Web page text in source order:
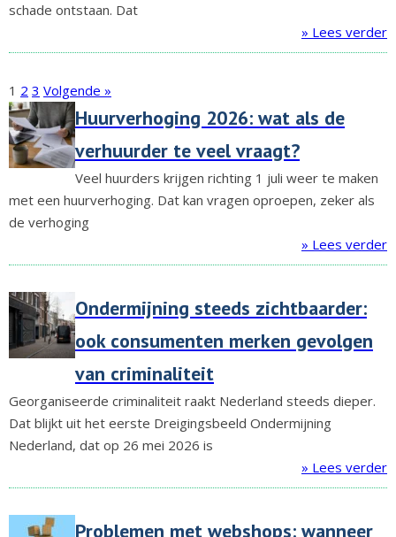
schade ontstaan. Dat
» Lees verder
1 2 3 Volgende »
Huurverhoging 2026: wat als de
verhuurder te veel vraagt?
Veel huurders krijgen richting 1 juli weer te maken
met een huurverhoging. Dat kan vragen oproepen, zeker als
de verhoging
» Lees verder
Ondermijning steeds zichtbaarder:
ook consumenten merken gevolgen
van criminaliteit
Georganiseerde criminaliteit raakt Nederland steeds dieper.
Dat blijkt uit het eerste Dreigingsbeeld Ondermijning
Nederland, dat op 26 mei 2026 is
» Lees verder
Problemen met webshops: wanneer